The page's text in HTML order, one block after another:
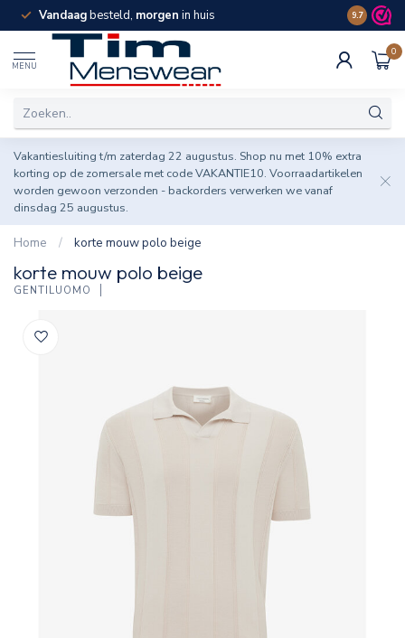
Vandaagbesteld, morgen in huis Spaar
9.7
MENU
0
Vakantiesluiting t/m zaterdag 22 augustus. Shop nu met 10% extra
korting op de zomersale met code VAKANTIE10. Voorraadartikelen
worden gewoon verzonden - backorders verwerken we vanaf
dinsdag 25 augustus.
Home / korte mouw polo beige
korte mouw polo beige
GENTILUOMO